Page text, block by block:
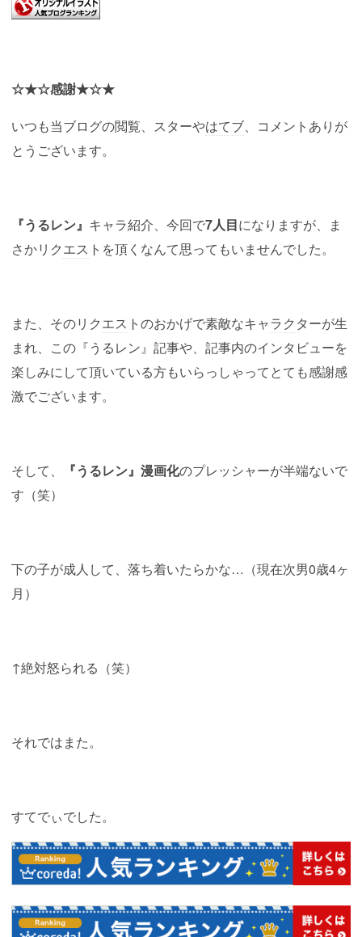
☆★☆感謝★☆★
いつも当ブログの閲覧、スターやはてブ、コメントありが
とうございます。
『うるレン』 キャラ紹介、今回で7人目になりますが、ま
さかリクエス トを頂くなんて思ってもいませんでした。
また、そのリクエス トのおかげで素敵なキャラク ターが生
まれ、この『うるレン』記事や、記事内のインタビューを
楽しみにして頂いている方もいらっしゃってとても感謝感
激でございます。
そして、 『うるレン』漫画化のプレッシャーが半端ないで
す（笑）
下の子が成人して、落ち着いたらかな…（現在次男0歳4ヶ
月）
↑絶対怒られる（笑）
それではまた。
すてでぃでした。